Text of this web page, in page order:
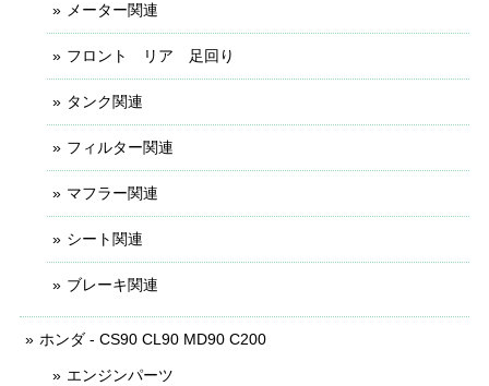
メーター関連
フロント リア 足回り
タンク関連
フィルター関連
マフラー関連
シート関連
ブレーキ関連
ホンダ - CS90 CL90 MD90 C200
エンジンパーツ